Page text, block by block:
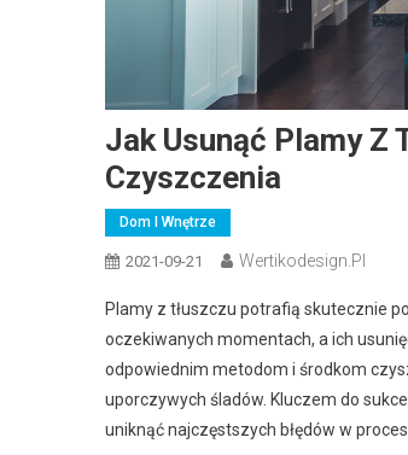
Jak Usunąć Plamy Z
Czyszczenia
Dom I Wnętrze
2021-09-21 Wertikodesign.pl
Plamy z tłuszczu potrafią skutecznie
oczekiwanych momentach, a ich
odpowiednim metodom i środkom
uporczywych śladów. Kluczem do
uniknąć najczęstszych błędów w